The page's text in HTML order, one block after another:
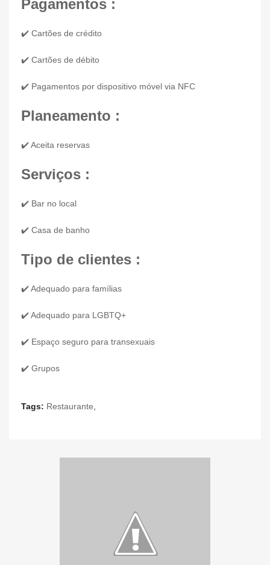
Pagamentos :
✔️ Cartões de crédito
✔️ Cartões de débito
✔️ Pagamentos por dispositivo móvel via NFC
Planeamento :
✔️ Aceita reservas
Serviços :
✔️ Bar no local
✔️ Casa de banho
Tipo de clientes :
✔️ Adequado para famílias
✔️ Adequado para LGBTQ+
✔️ Espaço seguro para transexuais
✔️ Grupos
Tags: Restaurante